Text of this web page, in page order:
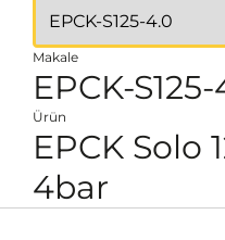
Makale
EPCK-
Ürün
EPCK Solo
4bar